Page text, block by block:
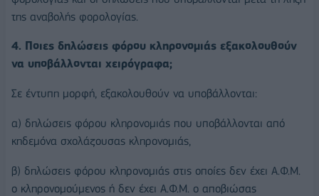
της αναβολής φορολογίας.
4. Ποιες δηλώσεις φόρου κληρονομιάς εξακολουθούν
να υποβάλλονται χειρόγραφα;
Σε έντυπη μορφή, εξακολουθούν να υποβάλλονται:
α) δηλώσεις φόρου κληρονομιάς που υποβάλλονται από
κηδεμόνα σχολάζουσας κληρονομιάς,
β) δηλώσεις φόρου κληρονομιάς στις οποίες δεν έχει Α.Φ.Μ.
ο κληρονομούμενος ή δεν έχει Α.Φ.Μ. ο αποβιώσας